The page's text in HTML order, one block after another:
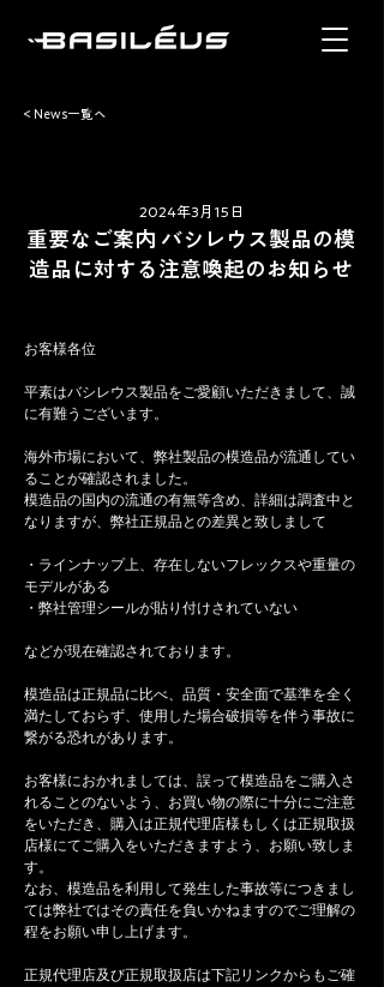
< News一覧へ
2024年3月15日
重要なご案内 バシレウス製品の模
造品に対する注意喚起のお知らせ
お客様各位
平素はバシレウス製品をご愛顧いただきまして、誠
に有難うございます。
海外市場において、弊社製品の模造品が流通してい
ることが確認されました。
模造品の国内の流通の有無等含め、詳細は調査中と
なりますが、弊社正規品との差異と致しまして
・ラインナップ上、存在しないフレックスや重量の
モデルがある
・弊社管理シールが貼り付けされていない
などが現在確認されております。
模造品は正規品に比べ、品質・安全面で基準を全く
満たしておらず、使用した場合破損等を伴う事故に
繋がる恐れがあります。
お客様におかれましては、誤って模造品をご購入さ
れることのないよう、お買い物の際に十分にご注意
をいただき、購入は正規代理店様もしくは正規取扱
店様にてご購入をいただきますよう、お願い致しま
す。
なお、模造品を利用して発生した事故等につきまし
ては弊社ではその責任を負いかねますのでご理解の
程をお願い申し上げます。
正規代理店及び正規取扱店は下記リンクからもご確